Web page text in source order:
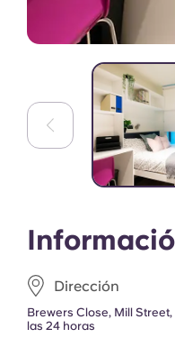
Dirección
Brewers Close, Mill
las 24 horas